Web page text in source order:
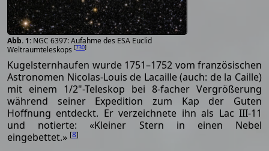
NGC 6397: Aufahme des ESA Euclid
Weltraumteleskops [730]
Kugelsternhaufen wurde 1751–1752 vom französischen
Astronomen Nicolas-Louis de Lacaille (auch: de la Caille)
mit einem 1/2"-Teleskop bei 8-facher Vergrößerung
während seiner Expedition zum Kap der Guten
Hoffnung entdeckt. Er verzeichnete ihn als Lac III-11
und notierte: «Kleiner Stern in einen Nebel
eingebettet.» [8]